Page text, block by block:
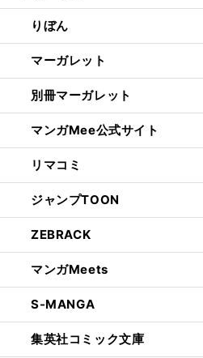
りぼん
マーガレット
別冊マーガレット
マンガMee公式サイト
リマコミ
ジャンプTOON
ZEBRACK
マンガMeets
S-MANGA
集英社コミック文庫